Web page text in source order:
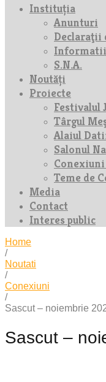
Instituția
Anunturi
Declaraţii
Informatii
S.N.A.
Noutăți
Proiecte
Festivalul
Târgul
Alaiul
Salonul
Teme de
Media
Contact
Interes public
Home
/
Noutati
/
Conexiuni
/
Sascut – noiembrie
Sascut –